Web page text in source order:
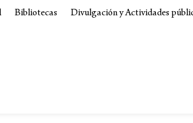
Bibliotecas Divulgación y Actividades